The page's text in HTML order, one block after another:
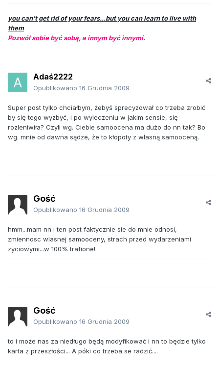
you can't get rid of your fears...but you can learn to live with
them
Pozwól sobie być sobą, a innym być innymi.
Adaś2222
Opublikowano 16 Grudnia 2009
Super post tylko chciałbym, żebyś sprecyzował co trzeba zrobić
by się tego wyzbyć, i po wyleczeniu w jakim sensie, się
rozleniwiła? Czyli wg. Ciebie samoocena ma dużo do nn tak? Bo
wg. mnie od dawna sądze, że to kłopoty z własną samooceną.
Gość
Opublikowano 16 Grudnia 2009
hmm...mam nn i ten post faktycznie sie do mnie odnosi,
zmiennosc wlasnej samooceny, strach przed wydarzeniami
zyciowymi...w 100% trafione!
Gość
Opublikowano 16 Grudnia 2009
to i może nas za niedługo będą modyfikować i nn to będzie tylko
karta z przeszłości... A póki co trzeba se radzić....